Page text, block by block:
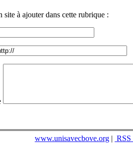
site à ajouter dans cette rubrique :
www.unisavecbove.org | RSS